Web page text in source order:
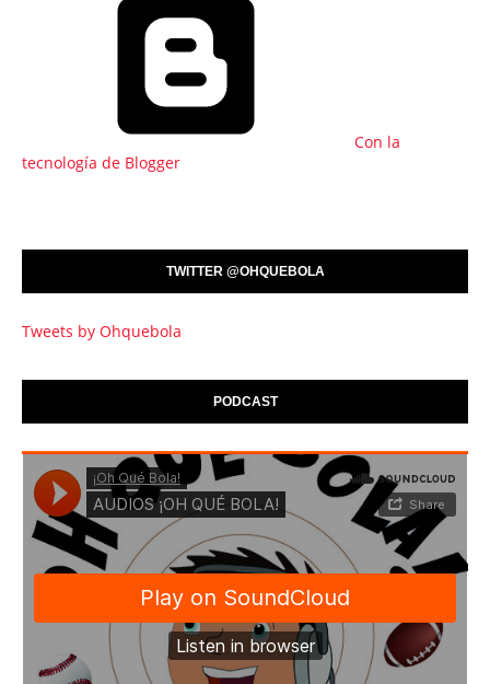
Con la
tecnología de Blogger
TWITTER @OHQUEBOLA
Tweets by Ohquebola
PODCAST